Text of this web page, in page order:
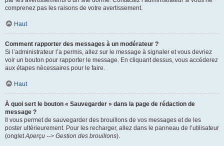
comprenez pas les raisons de votre avertissement.
Haut
Comment rapporter des messages à un modérateur ?
Si l’administrateur l’a permis, allez sur le message à signaler et vous devriez
voir un bouton pour rapporter le message. En cliquant dessus, vous accéderez
aux étapes nécessaires pour le faire.
Haut
À quoi sert le bouton « Sauvegarder » dans la page de rédaction de
message ?
Il vous permet de sauvegarder des brouillons de vos messages et de les
poster ultérieurement. Pour les recharger, allez dans le panneau de l’utilisateur
(ongletAperçu --> Gestion des brouillons).